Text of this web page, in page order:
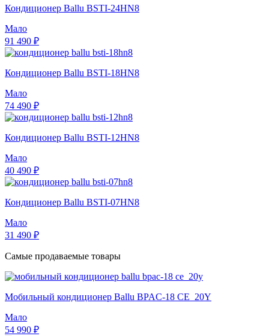
Кондиционер Ballu BSTI-24HN8
Мало
91 490 ₽
Кондиционер Ballu BSTI-18HN8
Мало
74 490 ₽
Кондиционер Ballu BSTI-12HN8
Мало
40 490 ₽
Кондиционер Ballu BSTI-07HN8
Мало
31 490 ₽
Самые продаваемые товары
Мобильный кондиционер Ballu BPAC-18 CE_20Y
Мало
54 990 ₽